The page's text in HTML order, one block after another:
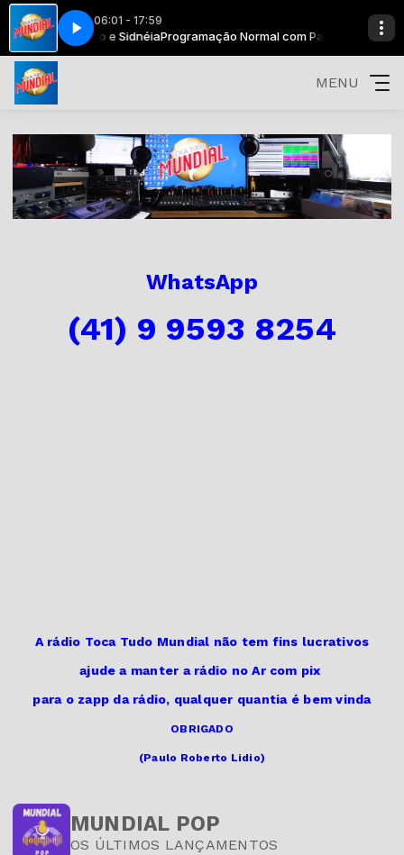
06:01 - 17:59
Roberto Lidio e SidnéiaProgramação Normal com Paulo Roberto
MILES (2013) JASON MRAZ - 93 MILLION MILES (2013)
MENU
WhatsApp
(41) 9 9593 8254
A rádio Toca Tudo Mundial não tem fins lucrativos
ajude a manter a rádio no Ar com pix
para o zapp da rádio, qualquer quantia é bem vinda
OBRIGADO
(Paulo Roberto Lidio)
MUNDIAL POP
OS ÚLTIMOS LANÇAMENTOS